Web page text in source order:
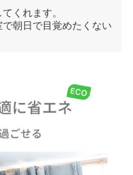
くれます。
朝日で目覚めたくない